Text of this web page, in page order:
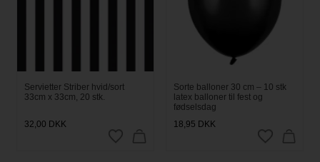
Servietter Striber hvid/sort
33cm x 33cm, 20 stk.
32,00 DKK
Sorte balloner 30 cm – 10 stk
latex balloner til fest og
fødselsdag
18,95 DKK